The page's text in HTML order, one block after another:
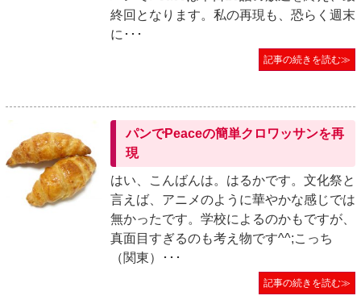
終回となります。私の再現も、恐らく週末
に･･･
記事の続きを読む≫
パンでPeaceの簡単クロワッサンを再
現
はい、こんばんは。はるかです。文化祭と
言えば、アニメのように華やかな感じでは
無かったです。学校によるのかもですが、
真面目すぎるのも考え物です^^;こっち
（関東）･･･
記事の続きを読む≫